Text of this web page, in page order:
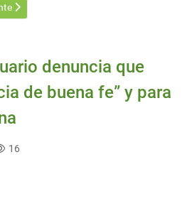
actualiza requisitos sanitarios para
siguiente: Mesa de Corrales se reúne
denuncia que
de buena fe” y para
16